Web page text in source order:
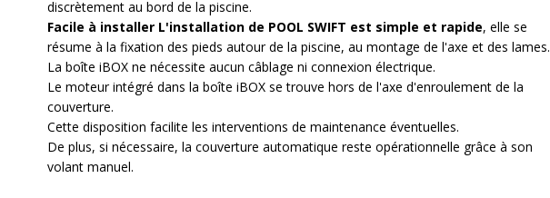
discrètement au bord de la piscine.
Facile à installer L'installation de POOL SWIFT est simple et rapide, elle se
résume à la fixation des pieds autour de la piscine, au montage de l'axe et des lames.
La boîte iBOX ne nécessite aucun câblage ni connexion électrique.
Le moteur intégré dans la boîte iBOX se trouve hors de l'axe d'enroulement de la
couverture.
Cette disposition facilite les interventions de maintenance éventuelles.
De plus, si nécessaire, la couverture automatique reste opérationnelle grâce à son
volant manuel.